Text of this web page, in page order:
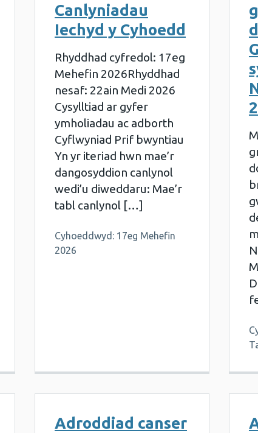
Canlyniadau
Iechyd y Cyhoedd
Rhyddhad cyfredol: 17eg
Mehefin 2026Rhyddhad
nesaf: 22ain Medi 2026
Cysylltiad ar gyfer
ymholiadau ac adborth
Cyflwyniad Prif bwyntiau
Yn yr iteriad hwn mae’r
dangosyddion canlynol
wedi’u diweddaru: Mae’r
tabl canlynol […]
Cyhoeddwyd: 17eg Mehefin
2026
Adroddiad canser